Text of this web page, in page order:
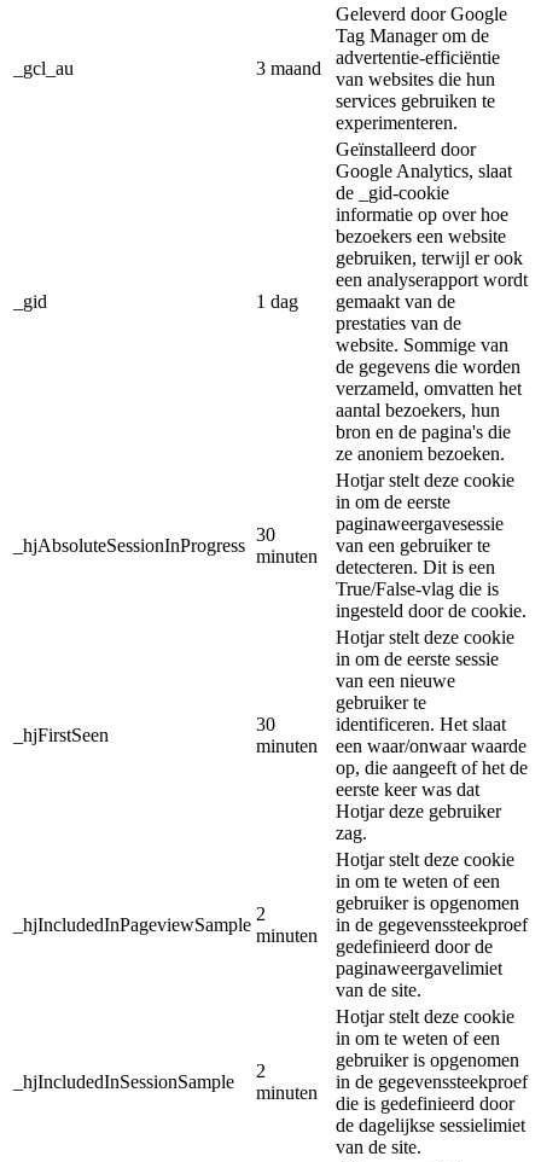
_gcl_au 3 maand
Geleverd door Google
Tag Manager om de
advertentie-efficiëntie
van websites die hun
services gebruiken te
experimenteren.
_gid 1 dag
Geïnstalleerd door
Google Analytics, slaat
de _gid-cookie
informatie op over hoe
bezoekers een website
gebruiken, terwijl er ook
een analyserapport wordt
gemaakt van de
prestaties van de
website. Sommige van
de gegevens die worden
verzameld, omvatten het
aantal bezoekers, hun
bron en de pagina's die
ze anoniem bezoeken.
_hjAbsoluteSessionInProgress
30
minuten
Hotjar stelt deze cookie
in om de eerste
paginaweergavesessie
van een gebruiker te
detecteren. Dit is een
True/False-vlag die is
ingesteld door de cookie.
_hjFirstSeen
30
minuten
Hotjar stelt deze cookie
in om de eerste sessie
van een nieuwe
gebruiker te
identificeren. Het slaat
een waar/onwaar waarde
op, die aangeeft of het de
eerste keer was dat
Hotjar deze gebruiker
zag.
_hjIncludedInPageviewSample
2
minuten
Hotjar stelt deze cookie
in om te weten of een
gebruiker is opgenomen
in de gegevenssteekproef
gedefinieerd door de
paginaweergavelimiet
van de site.
_hjIncludedInSessionSample
2
minuten
Hotjar stelt deze cookie
in om te weten of een
gebruiker is opgenomen
in de gegevenssteekproef
die is gedefinieerd door
de dagelijkse sessielimiet
van de site.